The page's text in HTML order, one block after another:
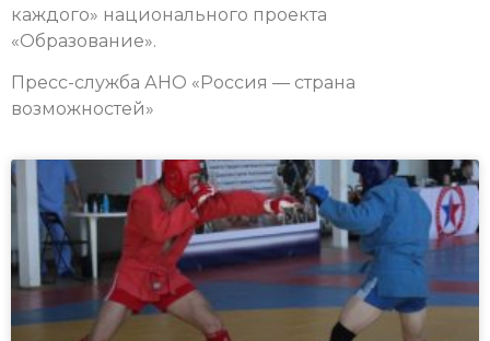
каждого» национального проекта
«Образование».
Пресс-служба АНО «Россия — страна
возможностей»